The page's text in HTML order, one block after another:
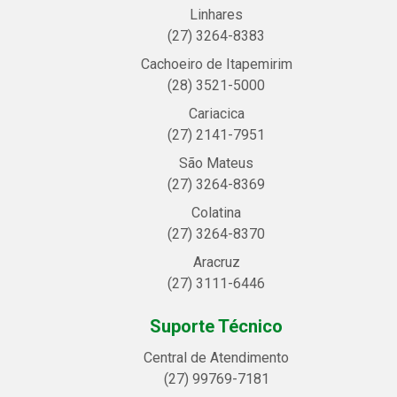
Linhares
(27) 3264-8383
Cachoeiro de Itapemirim
(28) 3521-5000
Cariacica
(27) 2141-7951
São Mateus
(27) 3264-8369
Colatina
(27) 3264-8370
Aracruz
(27) 3111-6446
Suporte Técnico
Central de Atendimento
(27) 99769-7181